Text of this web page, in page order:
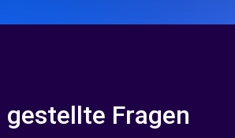
gestellte Fragen